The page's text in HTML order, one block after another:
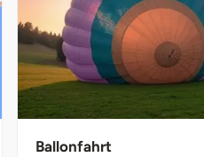
Ballonfahrt